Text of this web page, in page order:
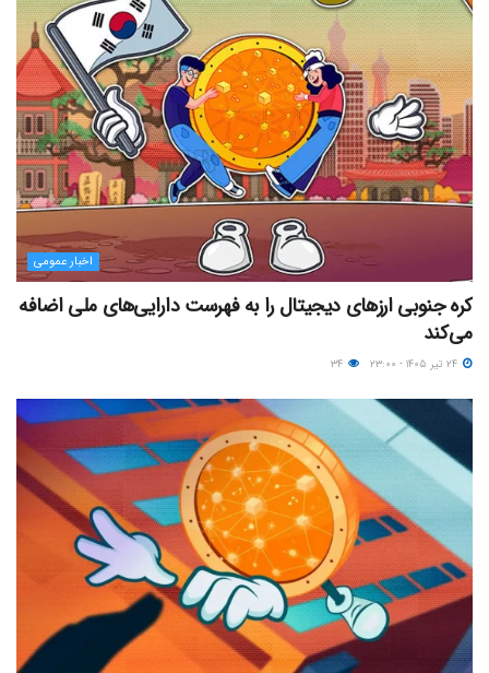
اخبار عمومی
کره جنوبی ارزهای دیجیتال را به فهرست دارایی‌های ملی اضافه
می‌کند